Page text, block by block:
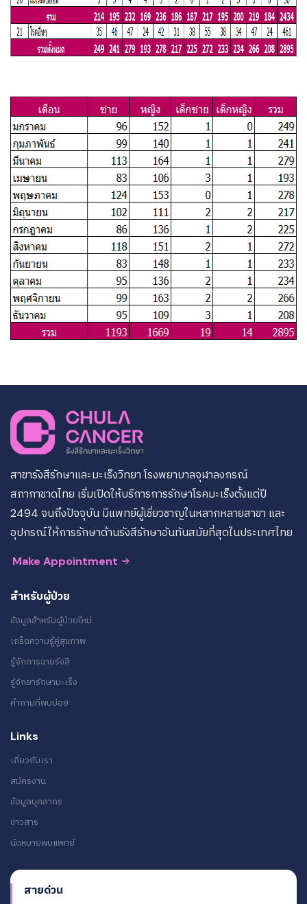
สาขารังสีรักษาและมะเร็งวิทยา โรงพยาบาลจุฬาลงกรณ์
สภากาชาดไทย เริ่มเปิดให้บริการการรักษาโรคมะเร็งตั้งแต่ปี
2494 จนถึงปัจจุบัน มีแพทย์ผู้เชี่ยวชาญในหลากหลายสาขา และ
อุปกรณ์ให้การรักษาด้านรังสีรักษาอันทันสมัยที่สุดในประเทศไทย
Make Appointment
สำหรับผู้ป่วย
ข้อมูลสำหรับผู้ป่วยใหม่
เกร็ดความรู้คู่สุขภาพ
รู้จักการฉายรังสี
รู้จักยารักษามะเร็ง
คำถามที่พบบ่อย
Links
เกี่ยวกับเรา
สมัครงาน
ข้อมูลบุคลากร
ข่าวสาร
นัดหมายพบแพทย์
สายด่วน